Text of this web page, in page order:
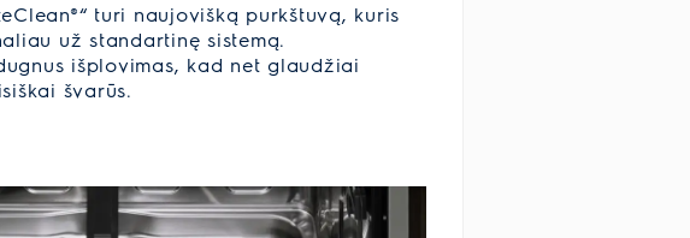
turi naujovišką purkštuvą, kuris
už standartinę sistemą.
išplovimas, kad net glaudžiai
švarūs.